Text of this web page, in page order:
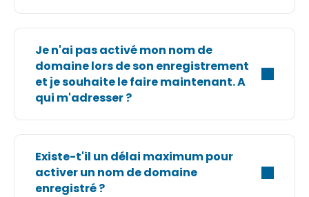
Je n'ai pas activé mon nom de
domaine lors de son enregistrement
et je souhaite le faire maintenant. A
qui m'adresser ?
Existe-t'il un délai maximum pour
activer un nom de domaine
enregistré ?